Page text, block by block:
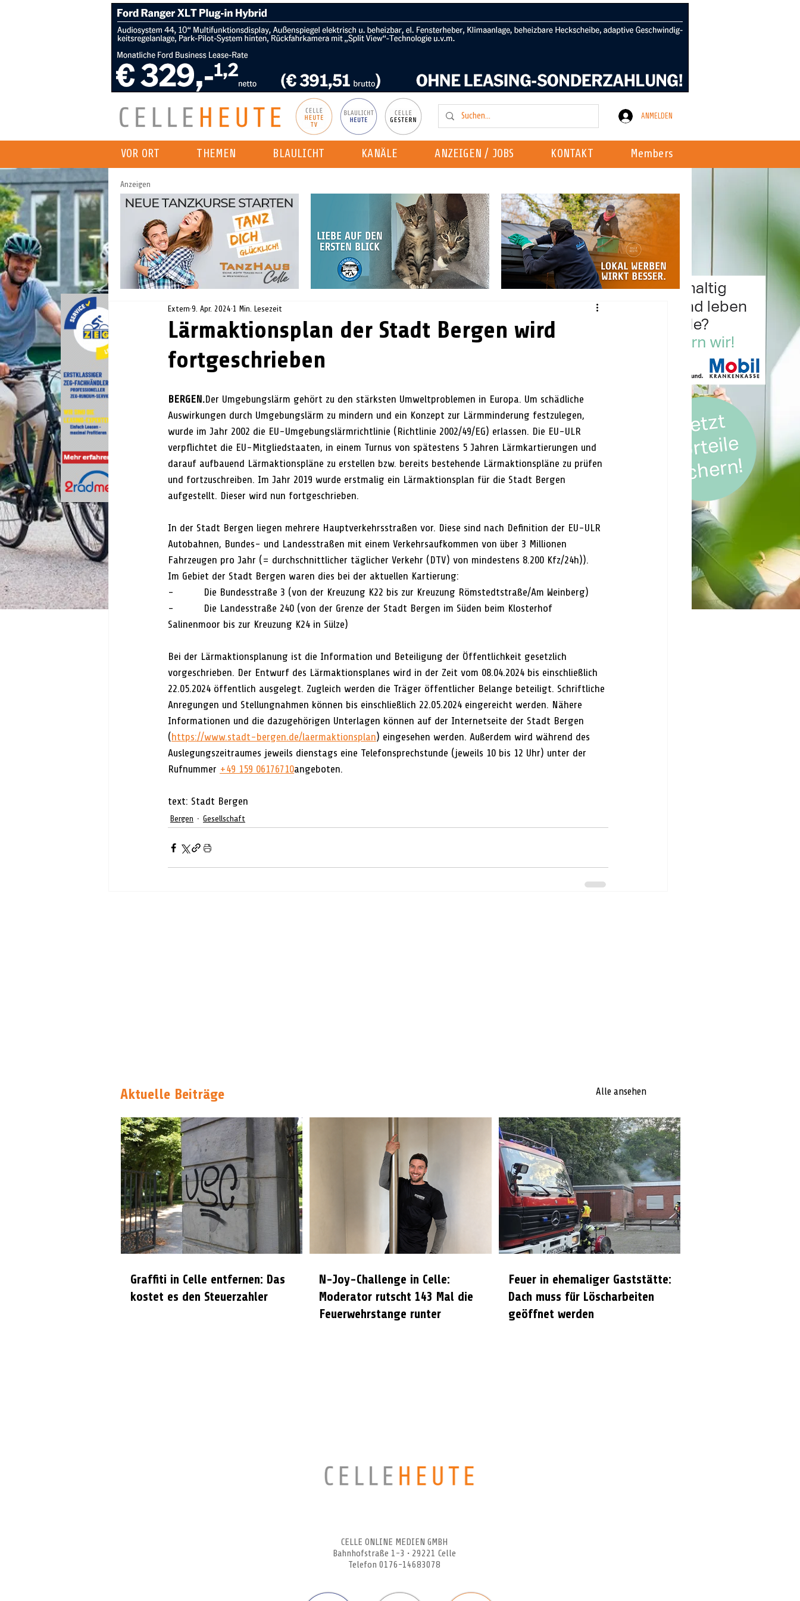
ANMELDEN
VOR ORT THEMEN BLAULICHT KANÄLE ANZEIGEN / JOBS KONTAKT Members
Anzeigen
Lärmaktionsplan der Stadt Bergen wird
fortgeschrieben
Extern 9. Apr. 2024 1 Min. Lesezeit
BERGEN.Der Umgebungslärm gehört zu den stärksten Umweltproblemen in Europa. Um schädliche
Auswirkungen durch Umgebungslärm zu mindern und ein Konzept zur Lärmminderung festzulegen,
wurde im Jahr 2002 die EU-Umgebungslärmrichtlinie (Richtlinie 2002/49/EG) erlassen. Die EU-ULR
verpflichtet die EU-Mitgliedstaaten, in einem Turnus von spätestens 5 Jahren Lärmkartierungen und
darauf aufbauend Lärmaktionspläne zu erstellen bzw. bereits bestehende Lärmaktionspläne zu prüfen
und fortzuschreiben. Im Jahr 2019 wurde erstmalig ein Lärmaktionsplan für die Stadt Bergen
aufgestellt. Dieser wird nun fortgeschrieben.
In der Stadt Bergen liegen mehrere Hauptverkehrsstraßen vor. Diese sind nach Definition der EU-ULR
Autobahnen, Bundes- und Landesstraßen mit einem Verkehrsaufkommen von über 3 Millionen
Fahrzeugen pro Jahr (= durchschnittlicher täglicher Verkehr (DTV) von mindestens 8.200 Kfz/24h)).
Im Gebiet der Stadt Bergen waren dies bei der aktuellen Kartierung:
-          Die Bundesstraße 3 (von der Kreuzung K22 bis zur Kreuzung Römstedtstraße/Am Weinberg)
-          Die Landesstraße 240 (von der Grenze der Stadt Bergen im Süden beim Klosterhof
Salinenmoor bis zur Kreuzung K24 in Sülze)
Bei der Lärmaktionsplanung ist die Information und Beteiligung der Öffentlichkeit gesetzlich
vorgeschrieben. Der Entwurf des Lärmaktionsplanes wird in der Zeit vom 08.04.2024 bis einschließlich
22.05.2024 öffentlich ausgelegt. Zugleich werden die Träger öffentlicher Belange beteiligt. Schriftliche
Anregungen und Stellungnahmen können bis einschließlich 22.05.2024 eingereicht werden. Nähere
Informationen und die dazugehörigen Unterlagen können auf der Internetseite der Stadt Bergen
(https://www.stadt-bergen.de/laermaktionsplan) eingesehen werden. Außerdem wird während des
Auslegungszeitraumes jeweils dienstags eine Telefonsprechstunde (jeweils 10 bis 12 Uhr) unter der
Rufnummer +49 159 06176710angeboten.
text: Stadt Bergen
Bergen Gesellschaft
Aktuelle Beiträge Alle ansehen
Graffiti in Celle entfernen: Das
kostet es den Steuerzahler
N-Joy-Challenge in Celle:
Moderator rutscht 143 Mal die
Feuerwehrstange runter
Feuer in ehemaliger Gaststätte:
Dach muss für Löscharbeiten
geöffnet werden
CELLE ONLINE MEDIEN GMBH
Bahnhofstraße 1-3 • 29221 Celle
Telefon 0176-14683078